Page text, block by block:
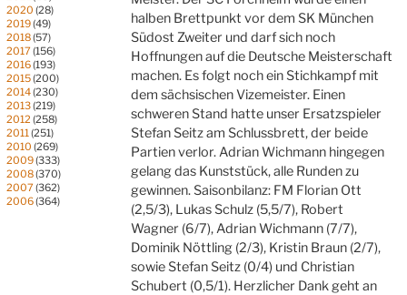
2020 (28)
2019(49)
2018(57)
2017(156)
2016(193)
2015(200)
2014(230)
2013(219)
2012 (258)
2011 (251)
2010 (269)
2009(333)
2008(370)
2007(362)
2006(364)
halben Brettpunkt vor dem SK München
Südost Zweiter und darf sich noch
Hoffnungen auf die Deutsche Meisterschaft
machen. Es folgt noch ein Stichkampf mit
dem sächsischen Vizemeister. Einen
schweren Stand hatte unser Ersatzspieler
Stefan Seitz am Schlussbrett, der beide
Partien verlor. Adrian Wichmann hingegen
gelang das Kunststück, alle Runden zu
gewinnen. Saisonbilanz: FM Florian Ott
(2,5/3), Lukas Schulz (5,5/7), Robert
Wagner (6/7), Adrian Wichmann (7/7),
Dominik Nöttling (2/3), Kristin Braun (2/7),
sowie Stefan Seitz (0/4) und Christian
Schubert (0,5/1). Herzlicher Dank geht an